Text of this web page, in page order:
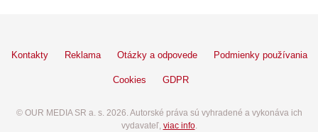
Kontakty Reklama Otázky a odpovede Podmienky používania
Cookies GDPR
© OUR MEDIA SR a. s. 2026. Autorské práva sú vyhradené a vykonáva ich
vydavateľ, viac info.